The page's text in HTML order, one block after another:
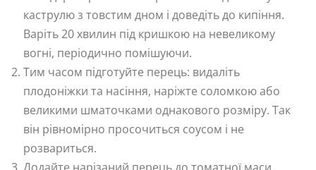
каструлю з товстим дном і доведіть до кипіння.
Варіть 20 хвилин під кришкою на невеликому
вогні, періодично помішуючи.
Тим часом підготуйте перець: видаліть
плодоніжки та насіння, наріжте соломкою або
великими шматочками однакового розміру. Так
він рівномірно просочиться соусом і не
розвариться.